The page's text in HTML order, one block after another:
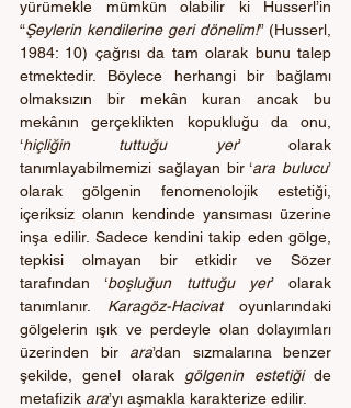
yürümekle mümkün olabilir ki Husserl’in
“Şeylerin kendilerine geri dönelim!” (Husserl,
1984: 10) çağrısı da tam olarak bunu talep
etmektedir. Böylece herhangi bir bağlamı
olmaksızın bir mekân kuran ancak bu
mekânın gerçeklikten kopukluğu da onu,
‘hiçliğin tuttuğu yer’ olarak
tanımlayabilmemizi sağlayan bir ‘ara bulucu’
olarak gölgenin fenomenolojik estetiği,
içeriksiz olanın kendinde yansıması üzerine
inşa edilir. Sadece kendini takip eden gölge,
tepkisi olmayan bir etkidir ve Sözer
tarafından ‘boşluğun tuttuğu yer’ olarak
tanımlanır. Karagöz-Hacivat oyunlarındaki
gölgelerin ışık ve perdeyle olan dolayımları
üzerinden bir ara’dan sızmalarına benzer
şekilde, genel olarak gölgenin estetiği de
metafizik ara’yı aşmakla karakterize edilir.